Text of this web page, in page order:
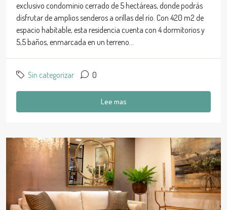
exclusivo condominio cerrado de 5 hectáreas, donde podrás
disfrutar de amplios senderos a orillas del río. Con 420 m2 de
espacio habitable, esta residencia cuenta con 4 dormitorios y
5,5 baños, enmarcada en un terreno...
Sin categorizar 0
Lee mas